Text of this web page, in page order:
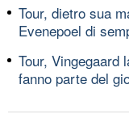
Tour, dietro sua
Evenepoel di
Tour, Vingegaard
fanno parte del